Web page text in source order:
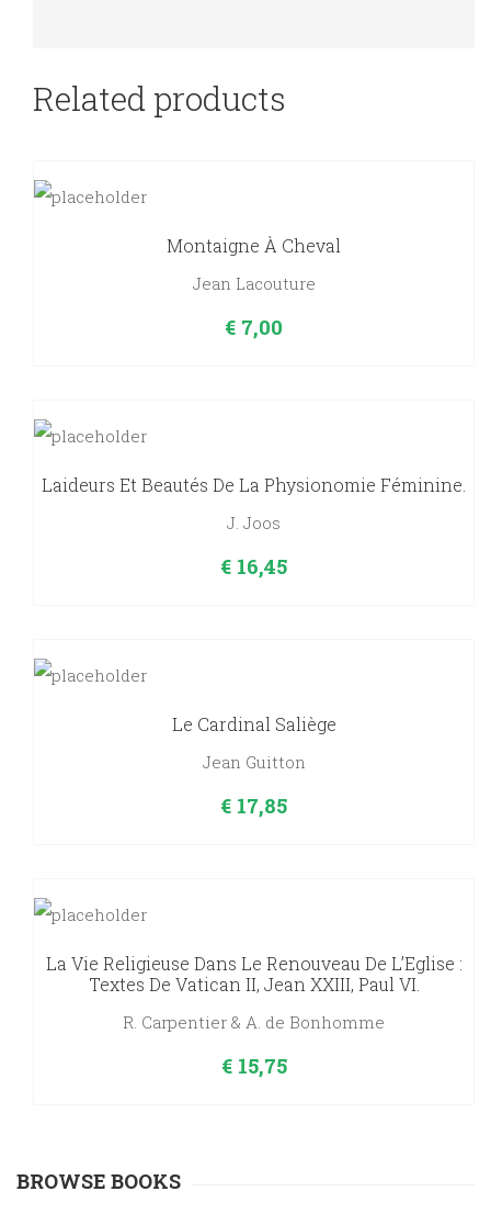
Related products
Montaigne À Cheval
Jean Lacouture
€ 7,00
Laideurs Et Beautés De La Physionomie Féminine.
J. Joos
€ 16,45
Le Cardinal Saliège
Jean Guitton
€ 17,85
La Vie Religieuse Dans Le Renouveau De L’Eglise :
Textes De Vatican II, Jean XXIII, Paul VI.
R. Carpentier & A. de Bonhomme
€15,75
BROWSE BOOKS